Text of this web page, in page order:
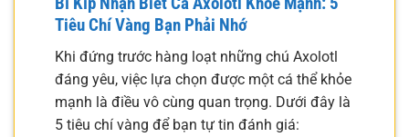
Tiêu Chí Vàng Bạn Phải Nhớ
Khi đứng trước hàng loạt những chú Axolotl
đáng yêu, việc lựa chọn được một cá thể khỏe
mạnh là điều vô cùng quan trọng. Dưới đây là
5 tiêu chí vàng để bạn tự tin đánh giá: